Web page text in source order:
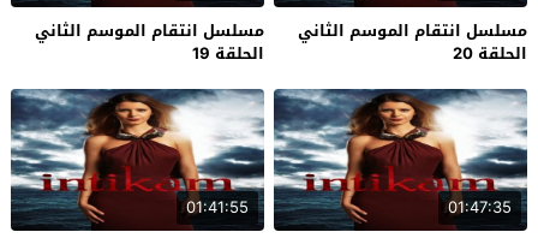
مسلسل انتقام الموسم الثاني
الحلقة 20
مسلسل انتقام الموسم الثاني
الحلقة 19
01:47:35
01:41:55